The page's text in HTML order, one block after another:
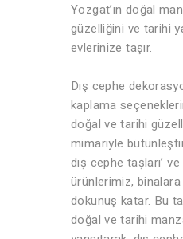
Yozgat’ın doğal
güzelliğini ve tarihi
evlerinize taşır.
Dış cephe
kaplama
doğal ve tarihi
mimariyle
dış cephe taşları’
ürünlerimiz,
dokunuş katar. Bu
doğal ve tarihi